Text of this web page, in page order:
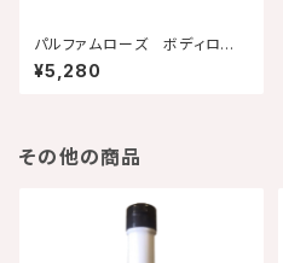
パルファムローズ ボディロー
ション
¥5,280
その他の商品